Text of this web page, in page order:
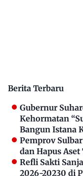
Berita Terbaru
Gubernur
Kehormatan
Bangun Istana
Pemprov
dan Hapus
Refli Sakti
2026-20230 di